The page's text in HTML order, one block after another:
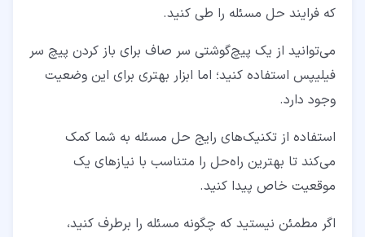
که فرایند حل مسئله را طی کنید.
می‌توانید از یک پیچ‌گوشتی سر صاف برای باز کردن پیچ سر
فیلیپس استفاده کنید؛ اما ابزار بهتری برای این وضعیت
وجود دارد.
استفاده از تکنیک‌های رایج حل مسئله به شما کمک
می‌کند تا بهترین راه‌حل را متناسب با نیازهای یک
موقعیت خاص پیدا کنید.
اگر مطمئن نیستید که چگونه مسئله را برطرف کنید،